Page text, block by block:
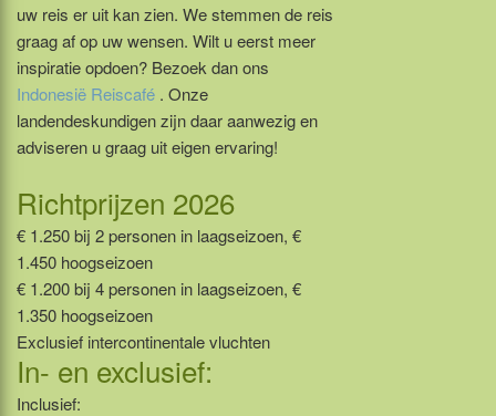
uw reis er uit kan zien. We stemmen de reis
graag af op uw wensen. Wilt u eerst meer
inspiratie opdoen? Bezoek dan ons
Indonesië Reiscafé . Onze
landendeskundigen zijn daar aanwezig en
adviseren u graag uit eigen ervaring!
Richtprijzen 2026
€ 1.250 bij 2 personen in laagseizoen, €
1.450 hoogseizoen
€ 1.200 bij 4 personen in laagseizoen, €
1.350 hoogseizoen
Exclusief intercontinentale vluchten
In- en exclusief:
Inclusief: